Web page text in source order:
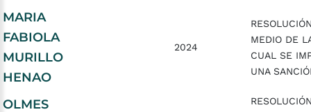
MARIA
FABIOLA
MURILLO
HENAO
2024
MEDIO DE
CUAL SE
UNA
OLMES